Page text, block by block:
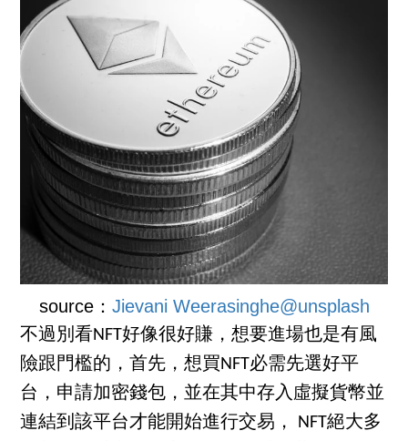
source： Jievani Weerasinghe@unsplash
不過別看NFT好像很好賺，想要進場也是有風
險跟門檻的，首先，想買NFT必需先選好平
台，申請加密錢包，並在其中存入虛擬貨幣並
連結到該平台才能開始進行交易， NFT絕大多